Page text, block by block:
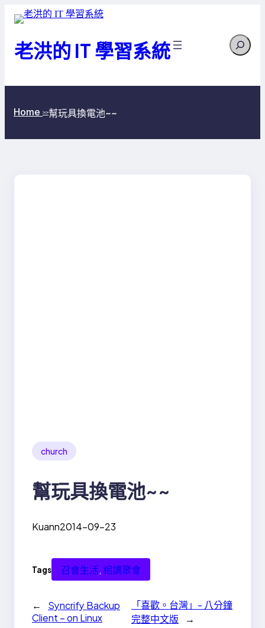
老洪的 IT 學習系統 Search
Home >>幫玩具換電池~~
church
幫玩具換電池~~
Kuann2014-09-23
Tags 召會生活, 相調聚會
←
Syncrify Backup
Client – on Linux
「喜歡。台灣」- 八分鐘
完整中文版
→